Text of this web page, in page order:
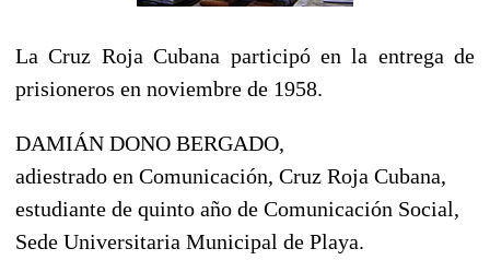
La Cruz Roja Cubana participó en la entrega de
prisioneros en noviembre de 1958.
DAMIÁN DONO BERGADO,
adiestrado en Comunicación, Cruz Roja Cubana,
estudiante de quinto año de Comunicación Social,
Sede Universitaria Municipal de Playa.